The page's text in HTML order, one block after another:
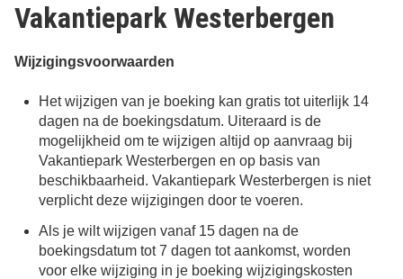
Vakantiepark Westerbergen
Wijzigingsvoorwaarden
Het wijzigen van je boeking kan gratis tot uiterlijk 14
dagen na de boekingsdatum. Uiteraard is de
mogelijkheid om te wijzigen altijd op aanvraag bij
Vakantiepark Westerbergen en op basis van
beschikbaarheid. Vakantiepark Westerbergen is niet
verplicht deze wijzigingen door te voeren.
Als je wilt wijzigen vanaf 15 dagen na de
boekingsdatum tot 7 dagen tot aankomst, worden
voor elke wijziging in je boeking wijzigingskosten